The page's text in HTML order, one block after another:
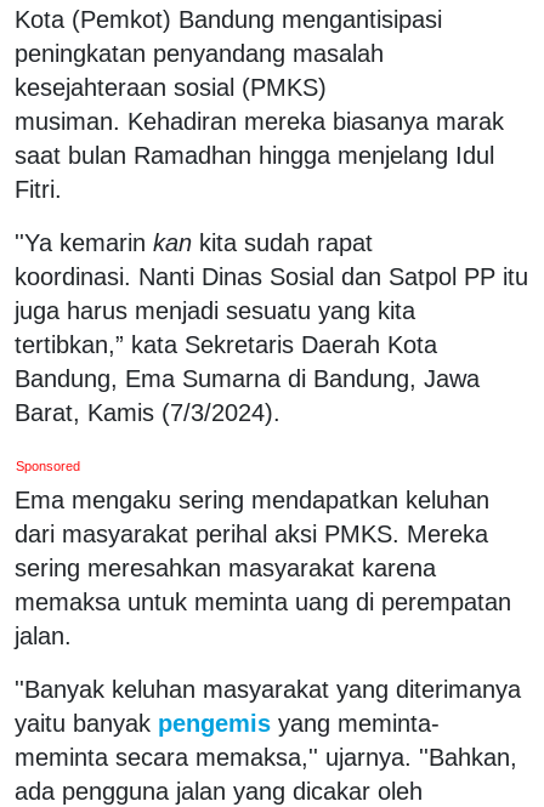
Kota (Pemkot) Bandung mengantisipasi
peningkatan penyandang masalah
kesejahteraan sosial (PMKS)
musiman. Kehadiran mereka biasanya marak
saat bulan Ramadhan hingga menjelang Idul
Fitri.
''Ya kemarin kan kita sudah rapat
koordinasi. Nanti Dinas Sosial dan Satpol PP itu
juga harus menjadi sesuatu yang kita
tertibkan,” kata Sekretaris Daerah Kota
Bandung, Ema Sumarna di Bandung, Jawa
Barat, Kamis (7/3/2024).
Sponsored
Ema mengaku sering mendapatkan keluhan
dari masyarakat perihal aksi PMKS. Mereka
sering meresahkan masyarakat karena
memaksa untuk meminta uang di perempatan
jalan.
''Banyak keluhan masyarakat yang diterimanya
yaitu banyak pengemis yang meminta-
meminta secara memaksa,'' ujarnya. ''Bahkan,
ada pengguna jalan yang dicakar oleh